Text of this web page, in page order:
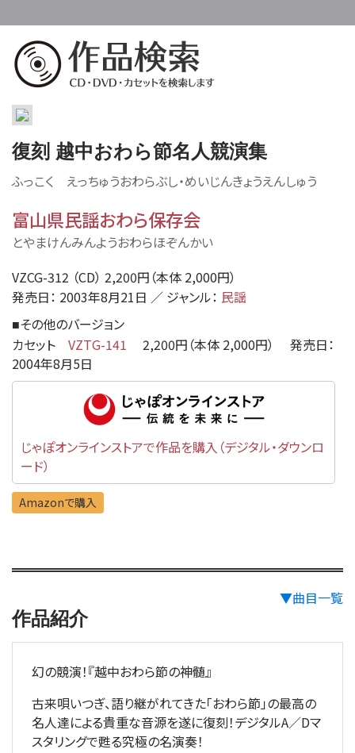
復刻 越中おわら節名人競演集
ふっこく えっちゅうおわらぶし・めいじんきょうえんしゅう
富山県民謡おわら保存会
とやまけんみんようおわらほぞんかい
VZCG-312 （CD） 2,200円（本体 2,000円）
発売日： 2003年8月21日 ／ ジャンル： 民謡
■その他のバージョン
カセット VZTG-141 2,200円（本体 2,000円） 発売日：
2004年8月5日
じゃぽオンラインストアで作品を購入（デジタル・ダウンロ
ード）
Amazonで購入
▼曲目一覧
作品紹介
幻の競演！『越中おわら節の神髄』
古来唄いつぎ、語り継がれてきた「おわら節」の最高の
名人達による貴重な音源を遂に復刻！デジタルA／Dマ
スタリングで甦る究極の名演奏！